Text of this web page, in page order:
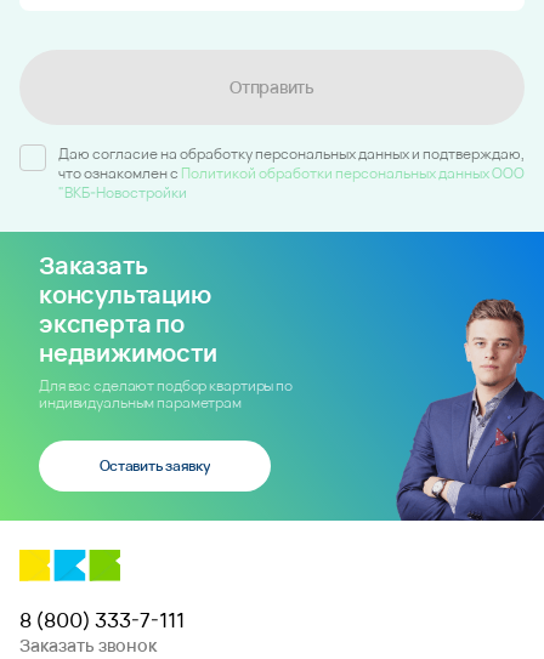
Отправить
Даю согласие на обработку персональных данных и подтверждаю,
что ознакомлен c Политикой обработки персональных данных ООО
"ВКБ-Новостройки
Заказать
консультацию
эксперта по
недвижимости
Для вас сделают подбор квартиры по
индивидуальным параметрам
Оставить заявку
8 (800) 333-7-111
Заказать звонок